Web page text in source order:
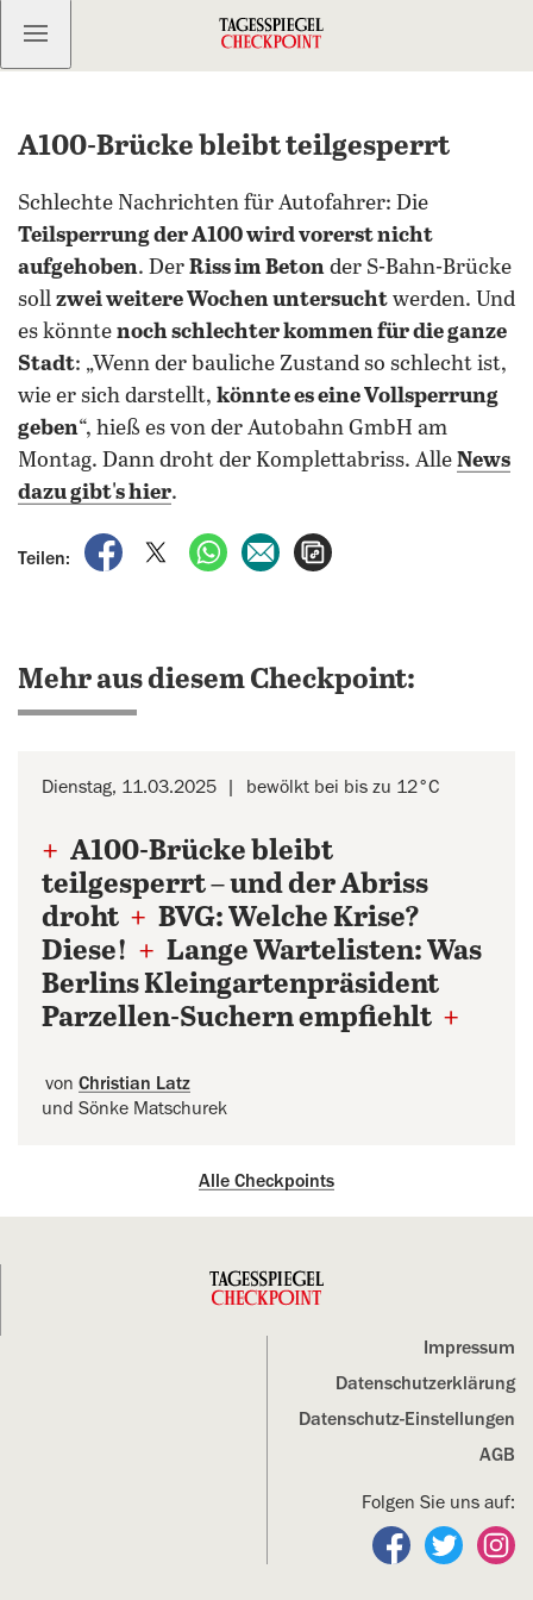
Kostenlos anmelden
A100-Brücke bleibt teilgesperrt
Schlechte Nachrichten für Autofahrer: Die
Teilsperrung der A100 wird vorerst nicht
aufgehoben. Der Riss im Beton der S-Bahn-Brücke
soll zwei weitere Wochen untersucht werden. Und
es könnte noch schlechter kommen für die ganze
Stadt: „Wenn der bauliche Zustand so schlecht ist,
wie er sich darstellt, könnte es eine Vollsperrung
geben“, hieß es von der Autobahn GmbH am
Montag. Dann droht der Komplettabriss. Alle News
dazu gibt's hier.
Teilen:
auf Facebook teilen
auf X teilenper WhatsApp teilen
per E-Mail teilen
Mehr aus diesem Checkpoint:
Dienstag, 11.03.2025 bewölkt bei bis zu 12°C
+ A100-Brücke bleibt
teilgesperrt – und der Abriss
droht + BVG: Welche Krise?
Diese! + Lange Wartelisten: Was
Berlins Kleingartenpräsident
Parzellen-Suchern empfiehlt +
von Christian Latz
und Sönke Matschurek
Alle Checkpoints
Impressum
Datenschutz­erklärung
Datenschutz-Einstellungen
AGB
Folgen Sie uns auf:
Folgen Sie